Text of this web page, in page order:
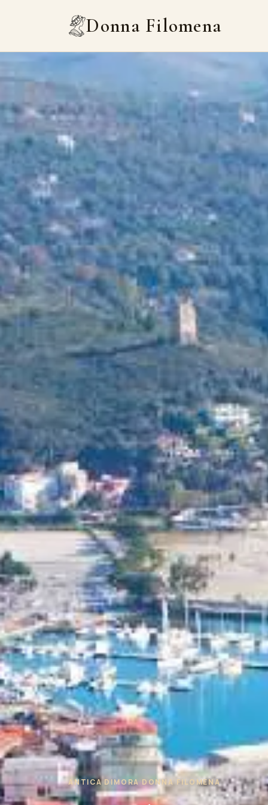
Donna Filomena
Donna Filomena
Home
Appartamenti
B&B
Marina di Camerota
Contatti
Chiedi un preventivo
ANTICA DIMORA DONNA FILOMENA